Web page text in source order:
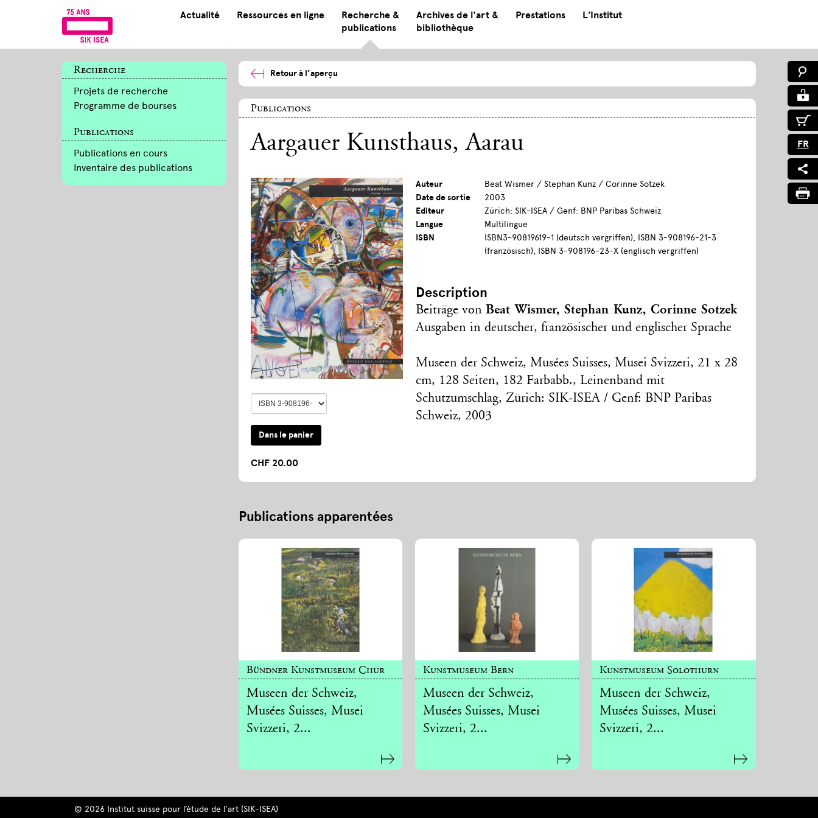
Actualité Ressources en ligne
Recherche &
publications
Archives de l'art &
bibliothèque
Prestations L’Institut
FR
Recherche
Projets de recherche
Programme de bourses
Publications
Publications en cours
Inventaire des publications
Retour à l’aperçu
Publications
Aargauer Kunsthaus, Aarau
CHF 20.00
Auteur
Beat Wismer / Stephan Kunz / Corinne Sotzek
Date de sortie
2003
Editeur
Zürich: SIK-ISEA / Genf: BNP Paribas Schweiz
Langue
Multilingue
ISBN
ISBN3-90819619-1 (deutsch vergriffen), ISBN 3-908196-21-3
(französisch), ISBN 3-908196-23-X (englisch vergriffen)
Description
Beiträge vonBeat Wismer, Stephan Kunz, Corinne Sotzek
Ausgaben in deutscher, französischer und englischer Sprache
Museen der Schweiz, Musées Suisses, Musei Svizzeri, 21 x 28
cm, 128 Seiten, 182 Farbabb., Leinenband mit
Schutzumschlag, Zürich: SIK-ISEA / Genf: BNP Paribas
Schweiz, 2003
Publications apparentées
Bündner Kunstmuseum Chur
Museen der Schweiz,
Musées Suisses, Musei
Svizzeri, 2...
Kunstmuseum Bern
Museen der Schweiz,
Musées Suisses, Musei
Svizzeri, 2...
Kunstmuseum Solothurn
Museen der Schweiz,
Musées Suisses, Musei
Svizzeri, 2...
© 2026 Institut suisse pour l’étude de l’art (SIK-ISEA)